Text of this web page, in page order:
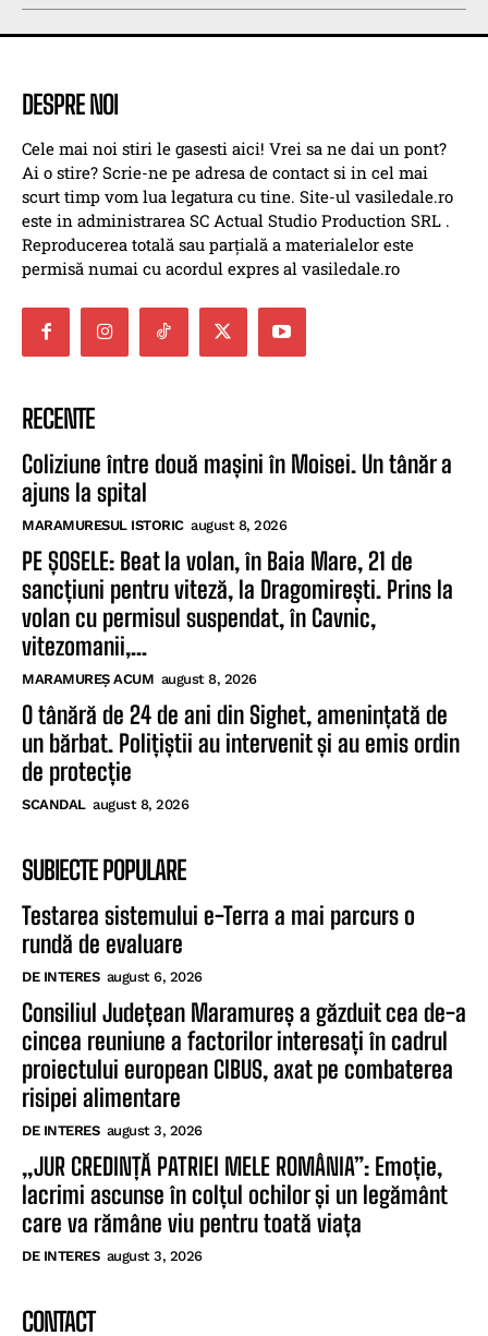
DESPRE NOI
Cele mai noi stiri le gasesti aici! Vrei sa ne dai un pont?
Ai o stire? Scrie-ne pe adresa de contact si in cel mai
scurt timp vom lua legatura cu tine. Site-ul vasiledale.ro
este in administrarea SC Actual Studio Production SRL .
Reproducerea totală sau parțială a materialelor este
permisă numai cu acordul expres al vasiledale.ro
RECENTE
Coliziune între două mașini în Moisei. Un tânăr a
ajuns la spital
MARAMURESUL ISTORIC august 8, 2026
PE ȘOSELE: Beat la volan, în Baia Mare, 21 de
sancțiuni pentru viteză, la Dragomirești. Prins la
volan cu permisul suspendat, în Cavnic,
vitezomanii,...
MARAMUREȘ ACUM august 8, 2026
O tânără de 24 de ani din Sighet, amenințată de
un bărbat. Polițiștii au intervenit și au emis ordin
de protecție
SCANDAL august 8, 2026
SUBIECTE POPULARE
Testarea sistemului e-Terra a mai parcurs o
rundă de evaluare
DE INTERES august 6, 2026
Consiliul Județean Maramureș a găzduit cea de-a
cincea reuniune a factorilor interesați în cadrul
proiectului european CIBUS, axat pe combaterea
risipei alimentare
DE INTERES august 3, 2026
„JUR CREDINȚĂ PATRIEI MELE ROMÂNIA”: Emoție,
lacrimi ascunse în colțul ochilor și un legământ
care va rămâne viu pentru toată viața
DE INTERES august 3, 2026
CONTACT